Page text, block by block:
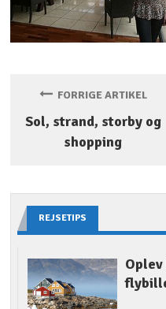
FORRIGE ARTIKEL
Sol, strand, storby og
shopping
REJSETIPS